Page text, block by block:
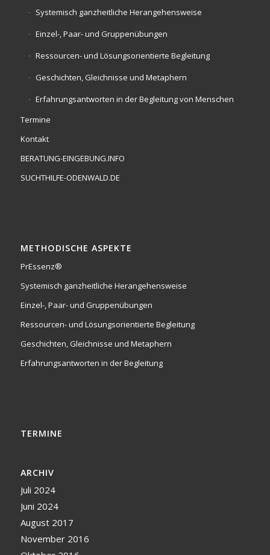
Systemisch ganzheitliche Herangehensweise
Einzel-, Paar- und Gruppenübungen
Ressourcen- und Lösungsorientierte Begleitung
Geschichten, Gleichnisse und Metaphern
Erfahrungsantworten in der Begleitung von Menschen
Termine
Kontakt
BERATUNG-EINGEBUNG.INFO
SUCHTHILFE-ODENWALD.DE
METHODISCHE ASPEKTE
PrEssenz®
Systemisch ganzheitliche Herangehensweise
Einzel-, Paar- und Gruppenübungen
Ressourcen- und Lösungsorientierte Begleitung
Geschichten, Gleichnisse und Metaphern
Erfahrungsantworten in der Begleitung
TERMINE
ARCHIV
Juli 2024
Juni 2024
August 2017
November 2016